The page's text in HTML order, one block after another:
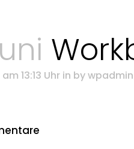
13:13 Uhr in bywpadmin